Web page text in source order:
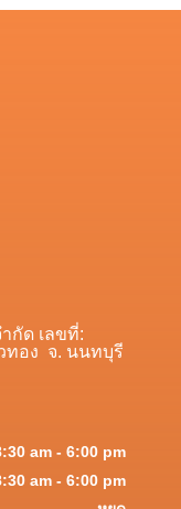
กัด เลขที่:
ทอง จ. นนทบุรี
am - 6:00 pm
am - 6:00 pm